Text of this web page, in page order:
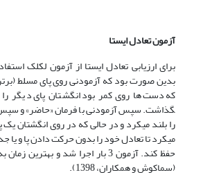
آزمون تعادل ایستا
برای ارزیابی تعادل ایستا از آزمون لک­لک
بدین صورت بود که آزمودنی روی پای مسلط
گذاشت. سپس آزمودنی با فرمان «حاضر» و سپس
را بلند می­کرد و در حالی که در روی انگشتان
می­کرد تا تعادل خود را بدون حرکت دادن پا و
حفظ کند. آزمون 3 بار اجرا شد و
(سماکوش و همکاران، 1398).